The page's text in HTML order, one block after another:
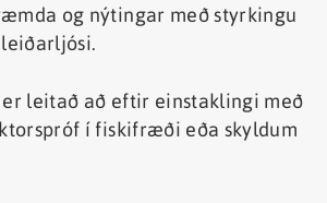
og nýtingar með styrkingu
er leitað að eftir einstaklingi með
í fiskifræði eða skyldum